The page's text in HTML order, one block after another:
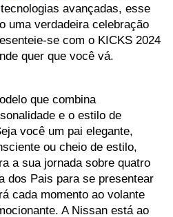
avançadas, esse
uma verdadeira celebração
se com o KICKS 2024
quer que você vá.
que combina
e o estilo de
você um pai elegante,
ou cheio de estilo,
a sua jornada sobre quatro
dos Pais para se presentear
cada momento ao volante
A Nissan está ao